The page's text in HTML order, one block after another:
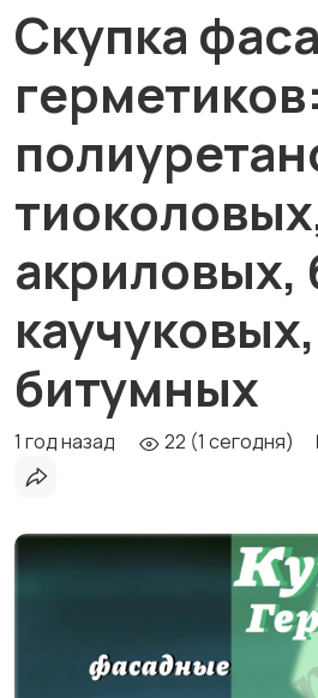
Скупка
герметиков:
акриловых,
каучуковых,
битумных
1 год назад 22 (1 сегодня)